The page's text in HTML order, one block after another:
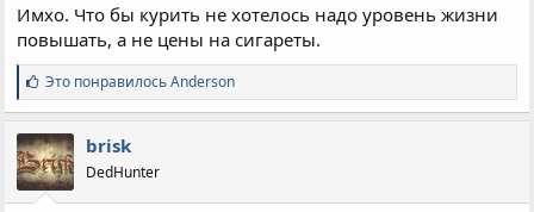
Имхо. Что бы курить не хотелось надо уровень жизни
повышать, а не цены на сигареты.
С
и
м
п
а
т
и
Это понравилосьAnderson
brisk
DedHunter